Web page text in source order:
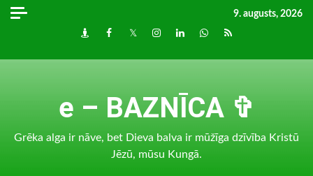
Skip
9. augusts, 2026
DraugiemFacebook
TwitterInstagram
LinkedInwhatsapp
RSS
e – BAZNĪCA ✞
Grēka alga ir nāve, bet Dieva balva ir mūžīga dzīvība Kristū
Jēzū, mūsu Kungā.